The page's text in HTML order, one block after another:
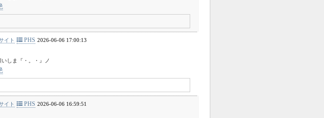
イト PHS 2026-06-06 17:00:13
しま『・。・』ノ
イト PHS 2026-06-06 16:59:51